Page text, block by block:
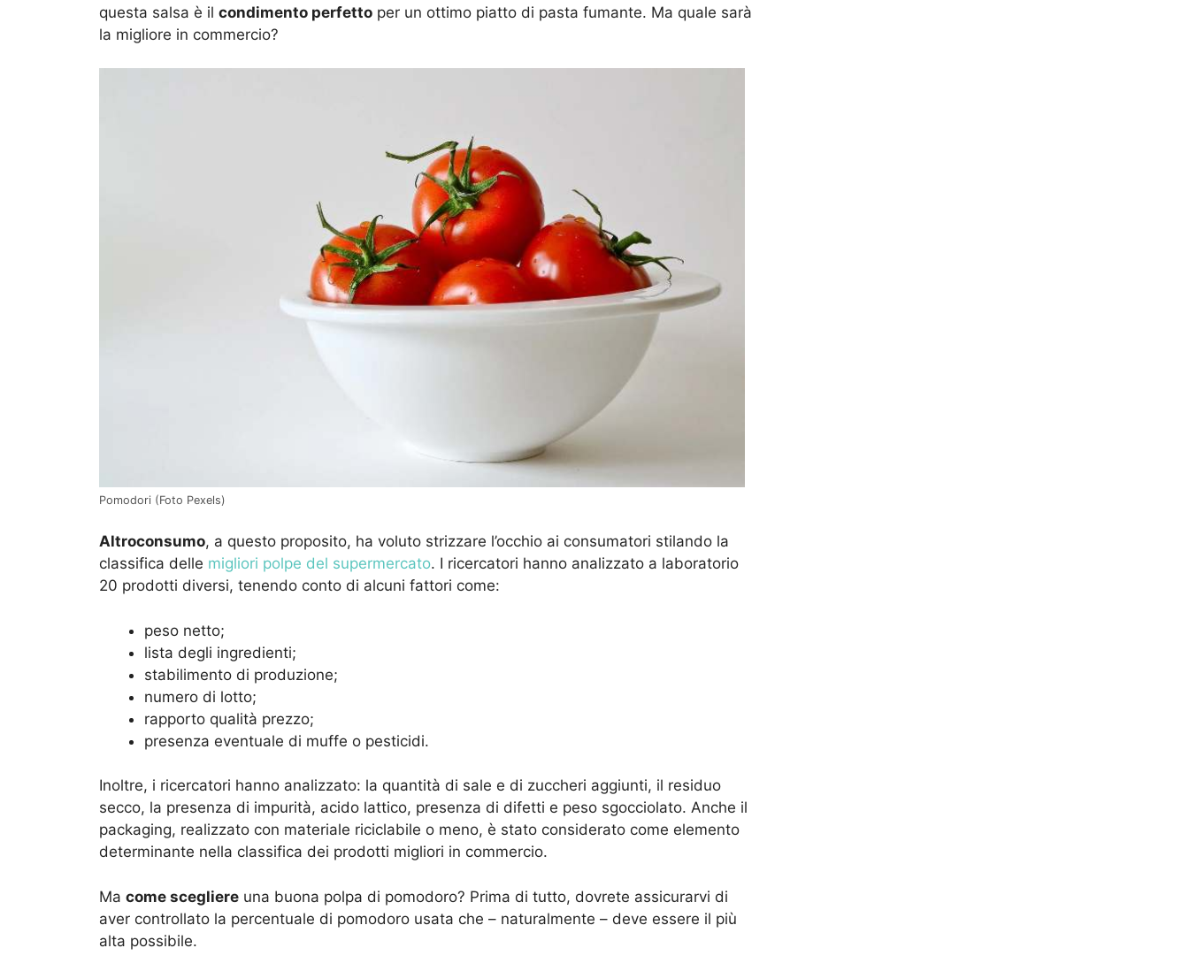
questa salsa è il condimento perfetto per un ottimo piatto di pasta fumante. Ma quale sarà
la migliore in commercio?
Pomodori (Foto Pexels)
Altroconsumo, a questo proposito, ha voluto strizzare l’occhio ai consumatori stilando la
classifica delle migliori polpe del supermercato. I ricercatori hanno analizzato a laboratorio
20 prodotti diversi, tenendo conto di alcuni fattori come:
peso netto;
lista degli ingredienti;
stabilimento di produzione;
numero di lotto;
rapporto qualità prezzo;
presenza eventuale di muffe o pesticidi.
Inoltre, i ricercatori hanno analizzato: la quantità di sale e di zuccheri aggiunti, il residuo
secco, la presenza di impurità, acido lattico, presenza di difetti e peso sgocciolato. Anche il
packaging, realizzato con materiale riciclabile o meno, è stato considerato come elemento
determinante nella classifica dei prodotti migliori in commercio.
Ma come scegliere una buona polpa di pomodoro? Prima di tutto, dovrete assicurarvi di
aver controllato la percentuale di pomodoro usata che – naturalmente – deve essere il più
alta possibile.